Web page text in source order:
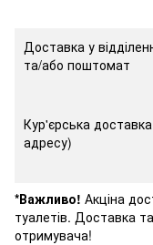
Доставка у
та/або поштомат
Кур'єрська
адресу)
*Важливо! Акціна
туалетів. Доставка
отримувача!